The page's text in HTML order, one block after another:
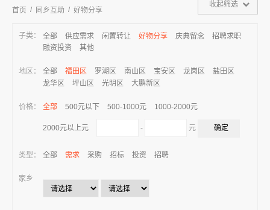
首页 / 同乡互助 / 好物分享
收起筛选
子类： 全部 供应需求 闲置转让 好物分享 庆典留念
招聘求职
融资投资
其他
地区： 全部 福田区 罗湖区 南山区 宝安区 龙岗区
盐田区
龙华区
坪山区 光明区 大鹏新区
价格： 全部 500元以下 500-1000元 1000-2000元
2000元以上元 - 元
类型： 全部 需求 采购 招标 投资 招聘
家乡